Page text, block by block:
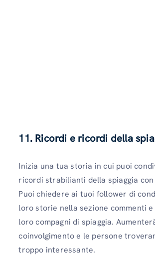
11. Ricordi e ricordi della
Inizia una tua storia in cui puoi
ricordi strabilianti della spiaggia
Puoi chiedere ai tuoi follower di
loro storie nella sezione commenti e
loro compagni di spiaggia.
coinvolgimento e le persone
troppo interessante.